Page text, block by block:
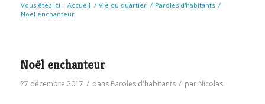
Vous êtes ici : Accueil / Vie du quartier / Paroles d'habitants /
Noël enchanteur
Noël enchanteur
27 décembre 2017 / dans Paroles d'habitants / par Nicolas